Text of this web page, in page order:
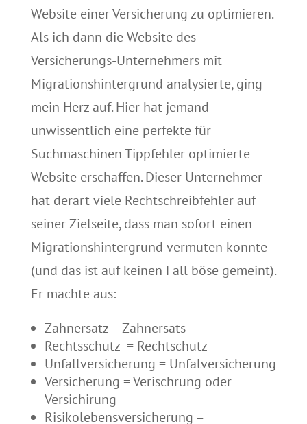
Website einer Versicherung zu optimieren.
Als ich dann die Website des
Versicherungs-Unternehmers mit
Migrationshintergrund analysierte, ging
mein Herz auf. Hier hat jemand
unwissentlich eine perfekte für
Suchmaschinen Tippfehler optimierte
Website erschaffen. Dieser Unternehmer
hat derart viele Rechtschreibfehler auf
seiner Zielseite, dass man sofort einen
Migrationshintergrund vermuten konnte
(und das ist auf keinen Fall böse gemeint).
Er machte aus:
Zahnersatz = Zahnersats
Rechtsschutz = Rechtschutz
Unfallversicherung = Unfalversicherung
Versicherung = Verischrung oder
Versichirung
Risikolebensversicherung =